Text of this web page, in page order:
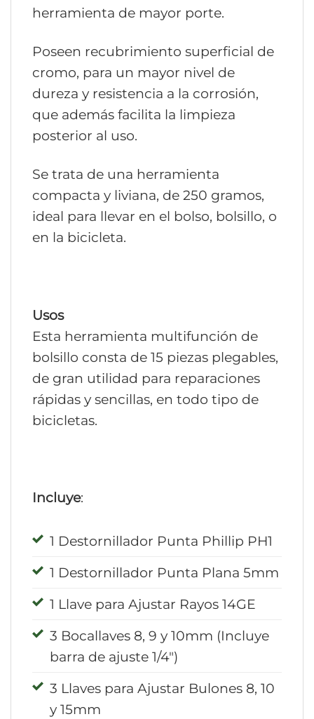
herramienta de mayor porte.
Poseen recubrimiento superficial de
cromo, para un mayor nivel de
dureza y resistencia a la corrosión,
que además facilita la limpieza
posterior al uso.
Se trata de una herramienta
compacta y liviana, de 250 gramos,
ideal para llevar en el bolso, bolsillo, o
en la bicicleta.
Usos
Esta herramienta multifunción de
bolsillo consta de 15 piezas plegables,
de gran utilidad para reparaciones
rápidas y sencillas, en todo tipo de
bicicletas.
Incluye:
1 Destornillador Punta Phillip PH1
1 Destornillador Punta Plana 5mm
1 Llave para Ajustar Rayos 14GE
3 Bocallaves 8, 9 y 10mm (Incluye
barra de ajuste 1/4″)
3 Llaves para Ajustar Bulones 8, 10
y 15mm